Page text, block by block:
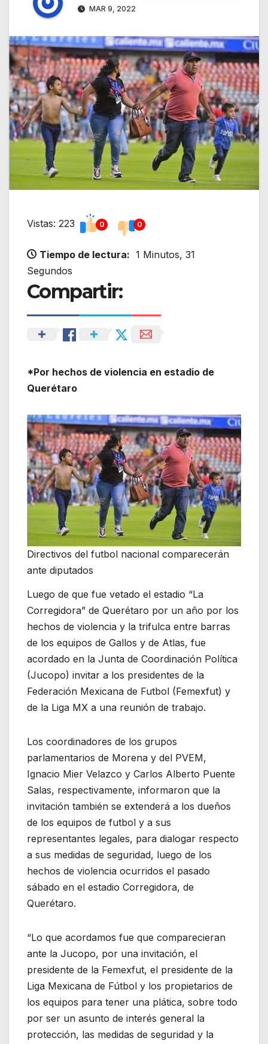
MAR 9, 2022
Vistas: 223 0 0
Tiempo de lectura: 1 Minutos, 31
Segundos
Compartir:
*Por hechos de violencia en estadio de
Querétaro
Directivos del futbol nacional comparecerán
ante diputados
Luego de que fue vetado el estadio “La
Corregidora” de Querétaro por un año por los
hechos de violencia y la trifulca entre barras
de los equipos de Gallos y de Atlas, fue
acordado en la Junta de Coordinación Política
(Jucopo) invitar a los presidentes de la
Federación Mexicana de Futbol (Femexfut) y
de la Liga MX a una reunión de trabajo.
Los coordinadores de los grupos
parlamentarios de Morena y del PVEM,
Ignacio Mier Velazco y Carlos Alberto Puente
Salas, respectivamente, informaron que la
invitación también se extenderá a los dueños
de los equipos de futbol y a sus
representantes legales, para dialogar respecto
a sus medidas de seguridad, luego de los
hechos de violencia ocurridos el pasado
sábado en el estadio Corregidora, de
Querétaro.
“Lo que acordamos fue que comparecieran
ante la Jucopo, por una invitación, el
presidente de la Femexfut, el presidente de la
Liga Mexicana de Fútbol y los propietarios de
los equipos para tener una plática, sobre todo
por ser un asunto de interés general la
protección, las medidas de seguridad y la